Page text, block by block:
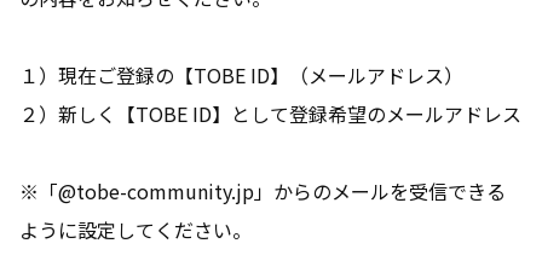
１）現在ご登録の【TOBE ID】（メールアドレス）
２）新しく【TOBE ID】として登録希望のメールアドレス
※「@tobe-community.jp」からのメールを受信できる
ように設定してください。